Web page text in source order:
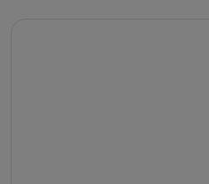
Weitere Infos zu FeWo